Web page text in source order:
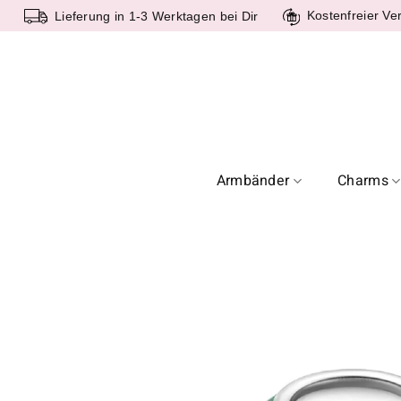
Zum
Inhalt
Lieferung in 1-3 Werktagen bei Dir Kostenfreier
Armbänder Charms